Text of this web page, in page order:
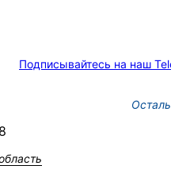
Подписывайтесь на наш